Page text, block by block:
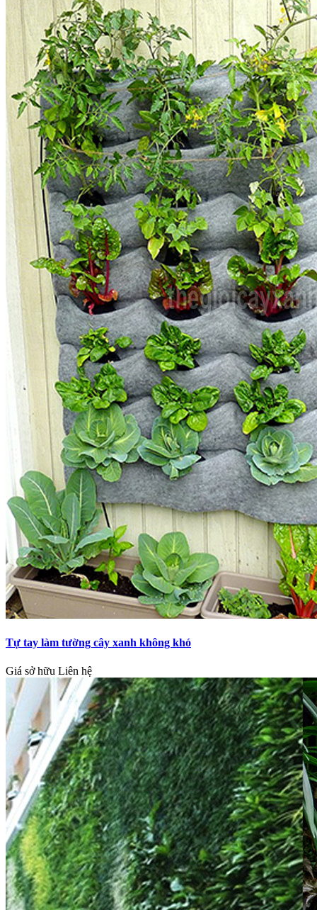
Tự tay làm tường cây xanh không khó
Giá sở hữu Liên hệ